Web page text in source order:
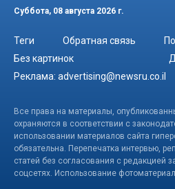
Суббота, 08 августа 2026 г.
Теги Обратная связь
Без картинок
Реклама: advertising@newsru.co.il
Все права на материалы,
охраняются в соответствии с
использовании материалов сайта
обязательна. Перепечатка интервью,
статей без согласования с редакцией
соцсетях. Использование